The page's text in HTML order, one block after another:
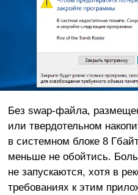
Без swap-файла,
или твердотельном
в системном блоке 8
меньше не обойтись.
не запускаются, хотя в
требованиях к этим